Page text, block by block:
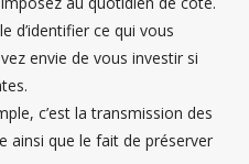
d’identifier ce qui vous
envie de vous investir si
c’est la transmission des
ainsi que le fait de préserver